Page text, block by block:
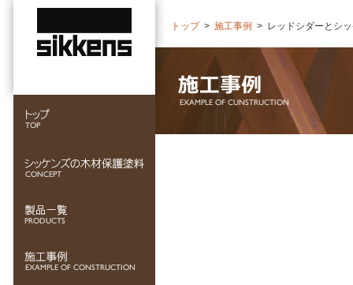
トップ> 施工事例 > レッドシダーとシ